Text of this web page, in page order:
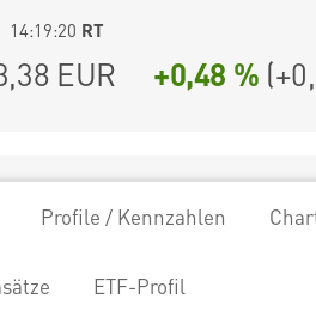
14:19:20 RT
EUR +0,48 % (
Profile / Kennzahlen
ETF-Profil